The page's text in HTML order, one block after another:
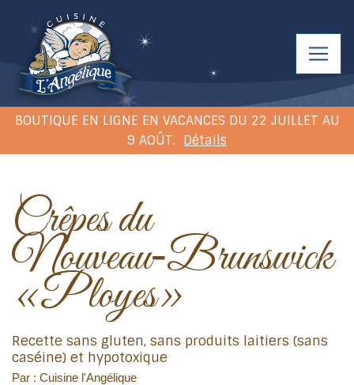
BOUTIQUE EN LIGNE EN VACANCES DU 22 JUILLET AU
9 AOÛT. Détails
Crêpes du
Nouveau‑Brunswick
«Ployes»
Recette sans gluten, sans produits laitiers (sans
caséine) et hypotoxique
Par : Cuisine l'Angélique